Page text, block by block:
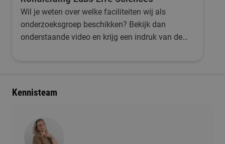
Wil je weten over welke faciliteiten wij als
onderzoeksgroep beschikken? Bekijk dan
onderstaande video en krijg een indruk van de
Kennisteam